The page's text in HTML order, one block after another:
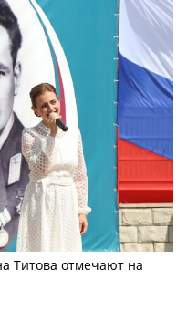
Титова отмечают на